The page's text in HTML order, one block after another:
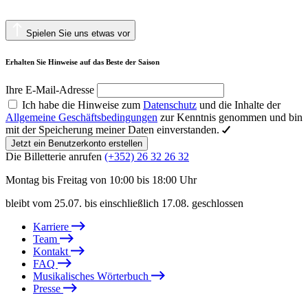
Spielen Sie uns etwas vor
Erhalten Sie Hinweise auf das Beste der Saison
Ihre E-Mail-Adresse
Ich habe die Hinweise zum Datenschutz und die Inhalte der
Allgemeine Geschäftsbedingungen zur Kenntnis genommen und bin
mit der Speicherung meiner Daten einverstanden.
Jetzt ein Benutzerkonto erstellen
Die Billetterie anrufen (+352) 26 32 26 32
Montag bis Freitag von 10:00 bis 18:00 Uhr
bleibt vom 25.07. bis einschließlich 17.08. geschlossen
Karriere
Team
Kontakt
FAQ
Musikalisches Wörterbuch
Presse